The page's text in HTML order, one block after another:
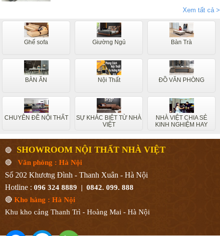
Xem tất cả >
Ghế sofa Giường Ngủ Bàn Trà
BÀN ĂN Nội Thất ĐỒ VĂN PHÒNG
CHUYÊN ĐỀ NỘI THẤT
SỰ KHÁC BIỆT TỪ NHÀ
VIỆT
NHÀ VIỆT CHIA SẺ
KINH NGHIỆM HAY
🔴 SHOWROOM NỘI THẤT NHÀ VIỆT
🔴 Văn phòng : Hà Nội
Số 202 Khương Đình - Thanh Xuân - Hà Nội
Hotline : 096 324 8889 | 0842. 099. 888
🔴 Kho hàng : Hà Nội
Khu kho cảng Thanh Trì - Hoàng Mai - Hà Nội